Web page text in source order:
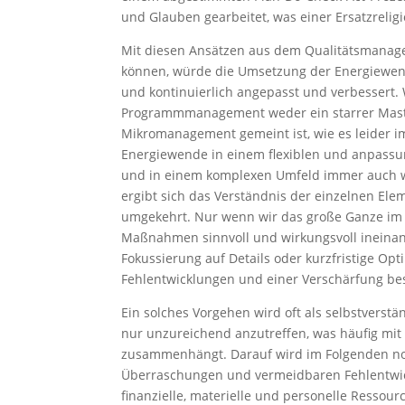
und Glauben gearbeitet, was einer
Mit diesen Ansätzen aus dem
können, würde die Umsetzung der
und kontinuierlich angepasst und
Programmmanagement weder ein starrer
Mikromanagement gemeint ist, wie es leider
Energiewende in einem flexiblen und
und in einem komplexen Umfeld immer auch
ergibt sich das Verständnis der einzelnen
umgekehrt. Nur wenn wir das große Ganze
Maßnahmen sinnvoll und wirkungsvoll
Fokussierung auf Details oder kurzfristige
Fehlentwicklungen und einer Verschärfung
Ein solches Vorgehen wird oft als
nur unzureichend anzutreffen, was häufig
zusammenhängt. Darauf wird im Folgenden
Überraschungen und vermeidbaren
finanzielle, materielle und personelle